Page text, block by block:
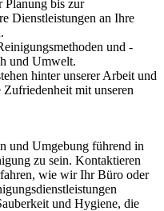
Planung bis zur
Dienstleistungen an Ihre
und -
und Umwelt.
hinter unserer Arbeit und
mit unseren
und Umgebung führend in
zu sein. Kontaktieren
wie wir Ihr Büro oder
und Hygiene, die